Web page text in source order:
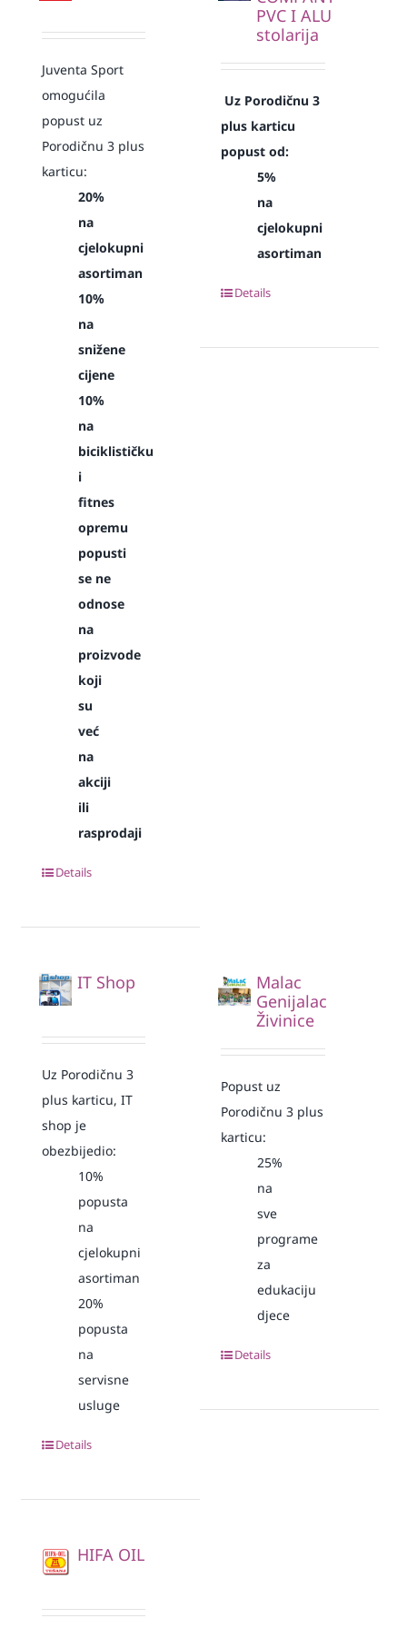
Juventa Sport
omogućila
popust uz
Porodičnu 3 plus
karticu:
20%
na
cjelokupni
asortiman
10%
na
snižene
cijene
10%
na
biciklističku
i
fitnes
opremu
popusti
se ne
odnose
na
proizvode
koji
su
već
na
akciji
ili
rasprodaji
Details
PVC I ALU
stolarija
Uz Porodičnu 3
plus karticu
popust od:
5%
na
cjelokupni
asortiman
Details
IT Shop
Uz Porodičnu 3
plus karticu, IT
shop je
obezbijedio:
10%
popusta
na
cjelokupni
asortiman
20%
popusta
na
servisne
usluge
Details
Malac
Genijalac
Živinice
Popust uz
Porodičnu 3 plus
karticu:
25%
na
sve
programe
za
edukaciju
djece
Details
HIFA OIL